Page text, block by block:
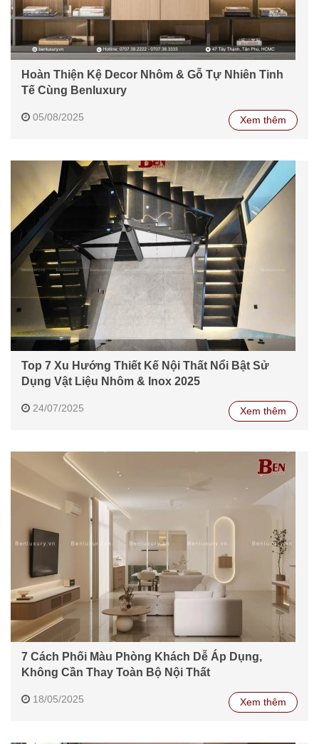
Hoàn Thiện Kệ Decor Nhôm & Gỗ Tự Nhiên Tinh
Tế Cùng Benluxury
05/08/2025 Xem thêm
Top 7 Xu Hướng Thiết Kế Nội Thất Nổi Bật Sử
Dụng Vật Liệu Nhôm & Inox 2025
24/07/2025 Xem thêm
7 Cách Phối Màu Phòng Khách Dễ Áp Dụng,
Không Cần Thay Toàn Bộ Nội Thất
18/05/2025 Xem thêm